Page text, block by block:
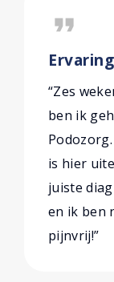
format_quote
“Zes
ben ik
is hier
juiste
en ik ben
pijnvrij!”